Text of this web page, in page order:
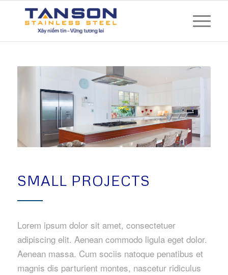
SMALL PROJECTS
Lorem ipsum dolor sit amet, consectetuer
adipiscing elit. Aenean commodo ligula eget dolor.
Aenean massa. Cum sociis natoque penatibus et
magnis dis parturient montes, nascetur ridiculus